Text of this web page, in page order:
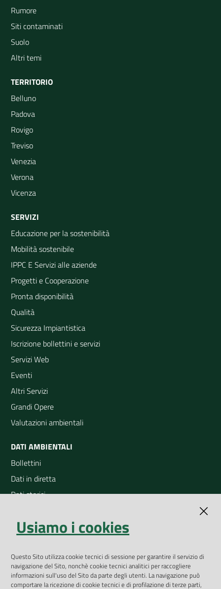
Rumore
Siti contaminati
Suolo
Altri temi
TERRITORIO
Belluno
Padova
Rovigo
Treviso
Venezia
Verona
Vicenza
SERVIZI
Educazione per la sostenibilità
Mobilità sostenibile
IPPC E Servizi alle aziende
Progetti e Cooperazione
Pronta disponibilità
Qualità
Sicurezza Impiantistica
Iscrizione bollettini e servizi
Servizi Web
Eventi
Altri Servizi
Grandi Opere
Valutazioni ambientali
DATI AMBIENTALI
Bollettini
Dati in diretta
Dati storici
Open Data
App Arpav
Rapporti regionali annuali
Usiamo i cookies
Questo Sito utilizza cookie tecnici di sessione per garantire il servizio di
navigazione del Sito, nonchè cookie tecnici analitici per raccogliere
informazioni sull'uso del Sito da parte degli utenti. La navigazione può
comportare la ricezione di cookie tecnici e di profilazione di terze parti,